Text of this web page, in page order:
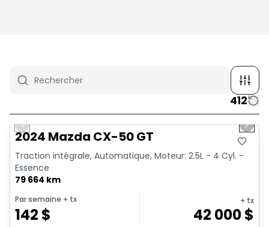
412
1/4
Previous slide Next
2024 Mazda CX-50 GT
Traction intégrale, Automatique, Moteur: 2.5L - 4 Cyl. -
Essence
79 664 km
Par semaine + tx
142 $
+ tx
42 000$